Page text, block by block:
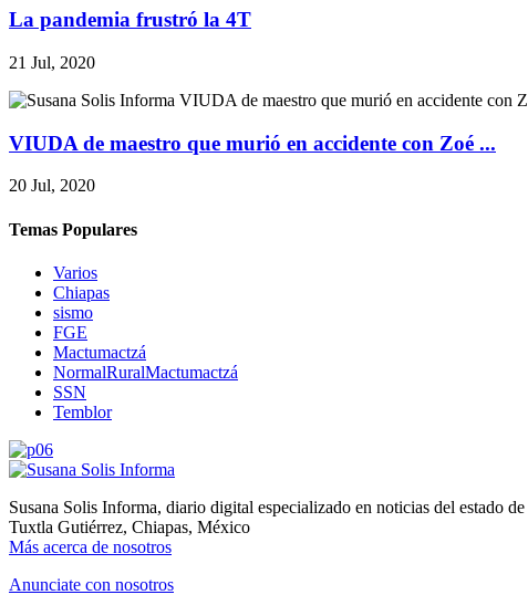
La pandemia frustró la 4T
21 Jul, 2020
VIUDA de maestro que murió en accidente con Zoé ...
20 Jul, 2020
Temas Populares
Varios
Chiapas
sismo
FGE
Mactumactzá
NormalRuralMactumactzá
SSN
Temblor
Susana Solis Informa, diario digital especializado en noticias del estado
Tuxtla Gutiérrez, Chiapas, México
Más acerca de nosotros
Anunciate con nosotros